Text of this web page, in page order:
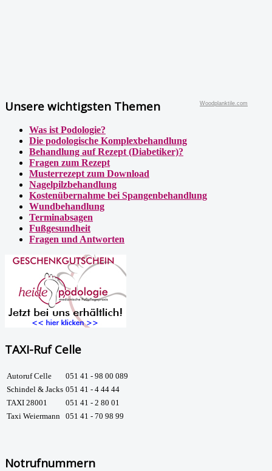
Woodplanktile.com
Unsere wichtigsten Themen
Was ist Podologie?
Die podologische Komplexbehandlung
Behandlung auf Rezept (Diabetiker)?
Fragen zum Rezept
Musterrezept zum Download
Nagelpilzbehandlung
Kostenübernahme bei Spangenbehandlung
Wundbehandlung
Terminabsagen
Fußgesundheit
Fragen und Antworten
TAXI-Ruf Celle
Autoruf Celle
051 41 - 98 00 089
Schindel & Jacks 051 41 - 4 44 44
TAXI 28001
051 41 - 2 80 01
Taxi Weiermann
051 41 - 70 98 99
Notrufnummern